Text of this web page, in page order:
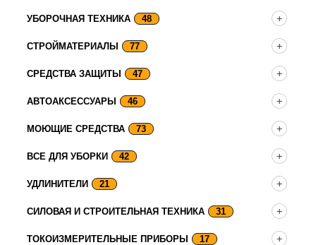
УБОРОЧНАЯ ТЕХНИКА 48
СТРОЙМАТЕРИАЛЫ 77
СРЕДСТВА ЗАЩИТЫ 47
АВТОАКСЕССУАРЫ 46
МОЮЩИЕ СРЕДСТВА 73
ВСЕ ДЛЯ УБОРКИ 42
УДЛИНИТЕЛИ 21
СИЛОВАЯ И СТРОИТЕЛЬНАЯ ТЕХНИКА 31
ТОКОИЗМЕРИТЕЛЬНЫЕ ПРИБОРЫ 17